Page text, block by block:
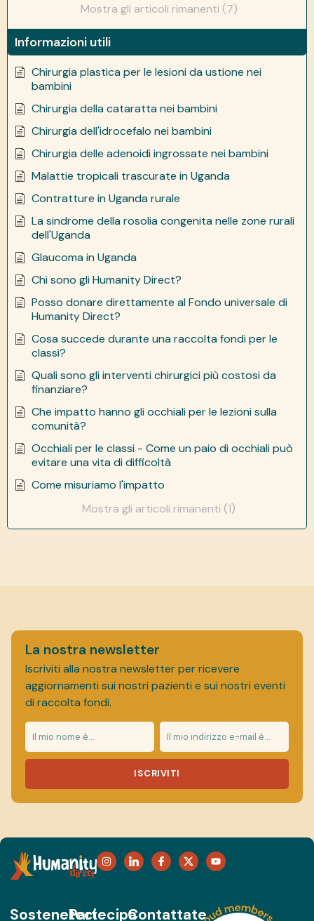
Mostra gli articoli rimanenti (7)
Informazioni utili
Chirurgia plastica per le lesioni da ustione nei
bambini
Chirurgia della cataratta nei bambini
Chirurgia dell'idrocefalo nei bambini
Chirurgia delle adenoidi ingrossate nei bambini
Malattie tropicali trascurate in Uganda
Contratture in Uganda rurale
La sindrome della rosolia congenita nelle zone rurali
dell'Uganda
Glaucoma in Uganda
Chi sono gli Humanity Direct?
Posso donare direttamente al Fondo universale di
Humanity Direct?
Cosa succede durante una raccolta fondi per le
classi?
Quali sono gli interventi chirurgici più costosi da
finanziare?
Che impatto hanno gli occhiali per le lezioni sulla
comunità?
Occhiali per le classi - Come un paio di occhiali può
evitare una vita di difficoltà
Come misuriamo l'impatto
Mostra gli articoli rimanenti (1)
La nostra newsletter
Iscriviti alla nostra newsletter per ricevere
aggiornamenti sui nostri pazienti e sui nostri eventi
di raccolta fondi.
ISCRIVITI
SosteneteciPartecipaContattate